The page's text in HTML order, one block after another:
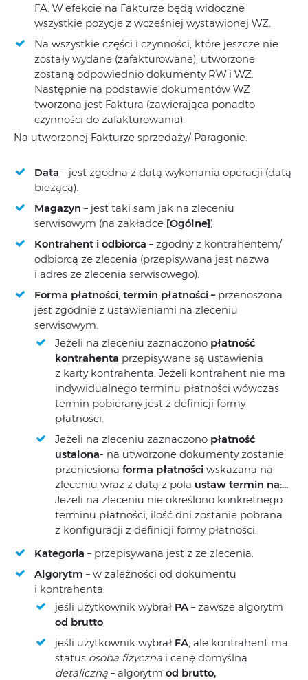
FA. W efekcie na Fakturze będą widoczne
wszystkie pozycje z wcześniej wystawionej WZ.
Na wszystkie części i czynności, które jeszcze nie
zostały wydane (zafakturowane), utworzone
zostaną odpowiednio dokumenty RW i WZ.
Następnie na podstawie dokumentów WZ
tworzona jest Faktura (zawierająca ponadto
czynności do zafakturowania).
Na utworzonej Fakturze sprzedaży/ Paragonie:
Data – jest zgodna z datą wykonania operacji (datą
bieżącą).
Magazyn – jest taki sam jak na zleceniu
serwisowym (na zakładce [Ogólne]).
Kontrahent i odbiorca – zgodny z kontrahentem/
odbiorcą ze zlecenia (przepisywana jest nazwa
i adres ze zlecenia serwisowego).
Forma płatności, termin płatności – przenoszona
jest zgodnie z ustawieniami na zleceniu
serwisowym.
Jeżeli na zleceniu zaznaczono płatność
kontrahenta przepisywane są ustawienia
z karty kontrahenta. Jeżeli kontrahent nie ma
indywidualnego terminu płatności wówczas
termin pobierany jest z definicji formy
płatności.
Jeżeli na zleceniu zaznaczono płatność
ustalona- na utworzone dokumenty zostanie
przeniesiona forma płatności wskazana na
zleceniu wraz z datą z pola ustaw termin na:…
Jeżeli na zleceniu nie określono konkretnego
terminu płatności, ilość dni zostanie pobrana
z konfiguracji z definicji formy płatności.
Kategoria – przepisywana jest z ze zlecenia.
Algorytm – w zależności od dokumentu
i kontrahenta:
jeśli użytkownik wybrał PA – zawsze algorytm
od brutto,
jeśli użytkownik wybrał FA, ale kontrahent ma
status osoba fizyczna i cenę domyślną
detaliczną – algorytm od brutto,